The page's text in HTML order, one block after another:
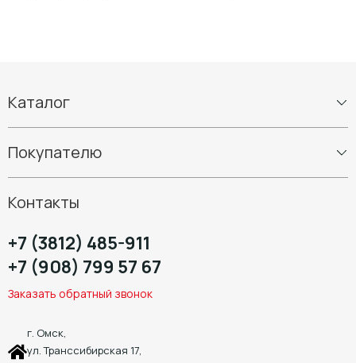
Каталог
Диски
Шиномонтаж
Покупателю
Контакты
+7 (3812) 485-911
+7 (908) 799 57 67
Заказать обратный звонок
г. Омск,
ул. Транссибирская 17,